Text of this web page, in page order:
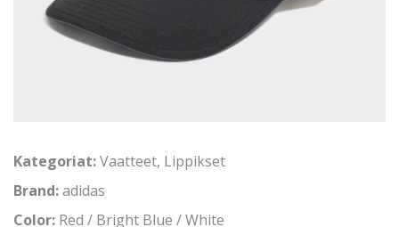
Kategoriat:Vaatteet, Lippikset
Brand:adidas
Color: Red / Bright Blue / White